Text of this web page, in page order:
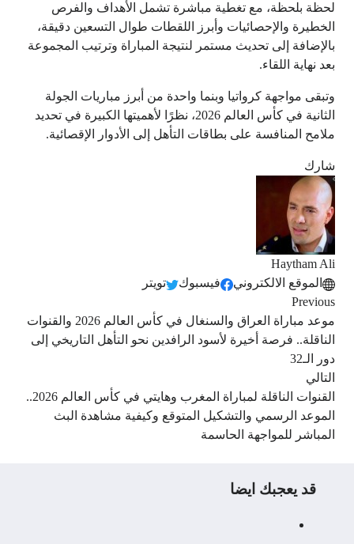
لحظة بلحظة، مع تغطية مباشرة تشمل الأهداف والفرص
الخطيرة والإحصائيات وأبرز اللقطات طوال التسعين دقيقة،
بالإضافة إلى تحديث مستمر لنتيجة المباراة وترتيب المجموعة
بعد نهاية اللقاء.
وتبقى مواجهة كرواتيا وبنما واحدة من أبرز مباريات الجولة
الثانية في كأس العالم 2026، نظرًا لأهميتها الكبيرة في تحديد
ملامح المنافسة على بطاقات التأهل إلى الأدوار الإقصائية.
شارك
Haytham Ali
الموقع الالكتروني
فيسبوك
تويتر
Previous
موعد مباراة العراق والسنغال في كأس العالم 2026 والقنوات
الناقلة.. فرصة أخيرة لأسود الرافدين نحو التأهل التاريخي إلى
دور الـ32
التالي
القنوات الناقلة لمباراة المغرب وهايتي في كأس العالم 2026..
الموعد الرسمي والتشكيل المتوقع وكيفية مشاهدة البث
المباشر للمواجهة الحاسمة
قد يعجبك ايضا